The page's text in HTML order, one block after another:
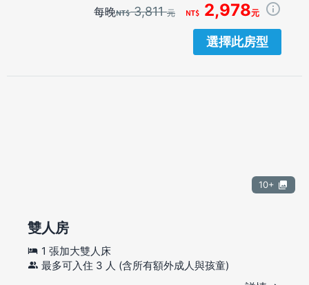
每晚 3,811元 2,978元
選擇此房型
10+
雙人房
1 張加大雙人床
最多可入住 3 人 (含所有額外成人與孩童)